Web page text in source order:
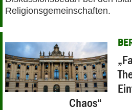
Religionsgemeinschaften.
Chaos“